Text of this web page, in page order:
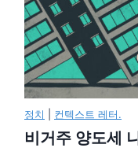
정치 컨텍스트 레터.
비거주 양도세